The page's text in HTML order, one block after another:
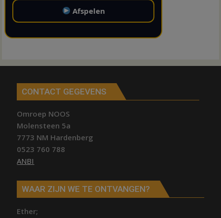
Afspelen
CONTACT GEGEVENS
Omroep NOOS
Molensteen 5a
7773 NM Hardenberg
0523 760 788
ANBI
WAAR ZIJN WE TE ONTVANGEN?
Ether;